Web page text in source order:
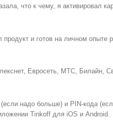
что к чему, я активировал
и готов на личном опыте
Евросеть, МТС, Билайн,
надо больше) и PIN-кода
Tinkoff для iOS и Android.